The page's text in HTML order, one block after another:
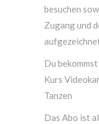
besuchen
Zugang und
Du
Kurs
Tanzen
Das Abo ist